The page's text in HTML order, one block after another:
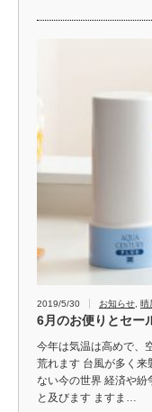
2019/5/30 お知らせ 晴
6月のお便りとセー
今年は気温は高めで、
荒れます 台風が多く来
ない今の世界 経済や紛
と及びます ますま…